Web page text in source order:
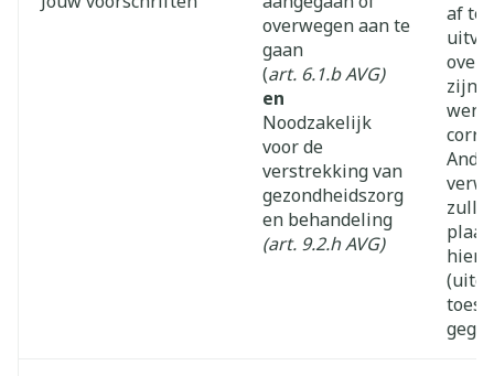
overwegen aan te
gaan
(art. 6.1.b AVG)
en
Noodzakelijk
voor de
verstrekking van
gezondheidszorg
en behandeling
(art. 9.2.h AVG)
af te
zijn